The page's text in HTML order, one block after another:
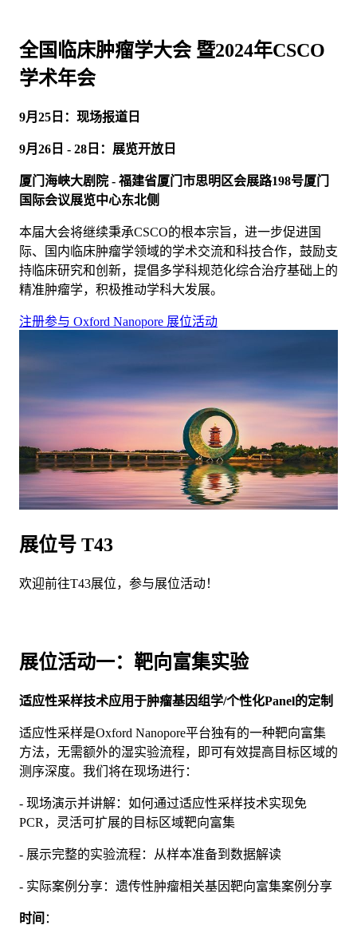
全国临床肿瘤学大会 暨2024年CSCO
学术年会
9月25日：现场报道日
9月26日 - 28日：展览开放日
厦门海峡大剧院 - 福建省厦门市思明区会展路198号厦门
国际会议展览中心东北侧
本届大会将继续秉承CSCO的根本宗旨，进一步促进国
际、国内临床肿瘤学领域的学术交流和科技合作，鼓励支
持临床研究和创新，提倡多学科规范化综合治疗基础上的
精准肿瘤学，积极推动学科大发展。
注册参与 Oxford Nanopore 展位活动
展位号 T43
欢迎前往T43展位，参与展位活动！
展位活动一：靶向富集实验
适应性采样技术应用于肿瘤基因组学/个性化Panel的定制
适应性采样是Oxford Nanopore平台独有的一种靶向富集
方法，无需额外的湿实验流程，即可有效提高目标区域的
测序深度。我们将在现场进行：
- 现场演示并讲解：如何通过适应性采样技术实现免
PCR，灵活可扩展的目标区域靶向富集
- 展示完整的实验流程：从样本准备到数据解读
- 实际案例分享：遗传性肿瘤相关基因靶向富集案例分享
时间 ：